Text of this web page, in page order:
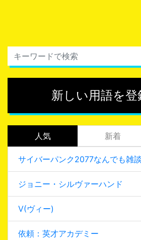
新しい用語を登
人気 新着
サイバーパンク2077なんでも雑談
ジョニー・シルヴァーハンド
V(ヴィー)
依頼：英才アカデミー